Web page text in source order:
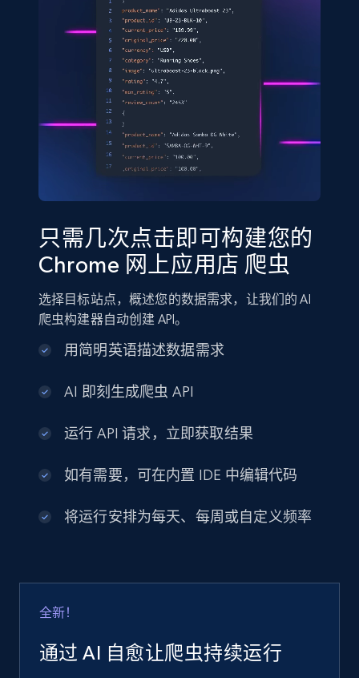
只需几次点击即可构建您的
Chrome 网上应用店 爬虫
选择目标站点，概述您的数据需求，让我们的 AI
爬虫构建器自动创建 API。
用简明英语描述数据需求
AI 即刻生成爬虫 API
运行 API 请求，立即获取结果
如有需要，可在内置 IDE 中编辑代码
将运行安排为每天、每周或自定义频率
全新！
通过 AI 自愈让爬虫持续运行